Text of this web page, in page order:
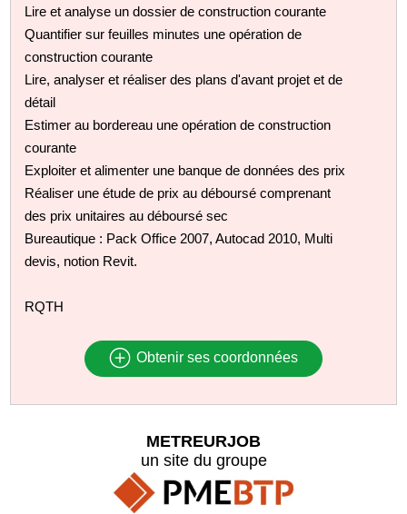
Lire et analyse un dossier de construction courante
Quantifier sur feuilles minutes une opération de
construction courante
Lire, analyser et réaliser des plans d'avant projet et de
détail
Estimer au bordereau une opération de construction
courante
Exploiter et alimenter une banque de données des prix
Réaliser une étude de prix au déboursé comprenant
des prix unitaires au déboursé sec
Bureautique : Pack Office 2007, Autocad 2010, Multi
devis, notion Revit.
RQTH
Obtenir ses coordonnées
METREURJOB
un site du groupe